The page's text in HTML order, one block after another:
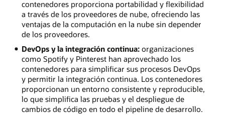
contenedores proporciona portabilidad y flexibilidad
a través de los proveedores de nube, ofreciendo las
ventajas de la computación en la nube sin depender
de los proveedores.
DevOps y la integración continua:organizaciones
como Spotify y Pinterest han aprovechado los
contenedores para simplificar sus procesos DevOps
y permitir la integración continua. Los contenedores
proporcionan un entorno consistente y reproducible,
lo que simplifica las pruebas y el despliegue de
cambios de código en todo el pipeline de desarrollo.